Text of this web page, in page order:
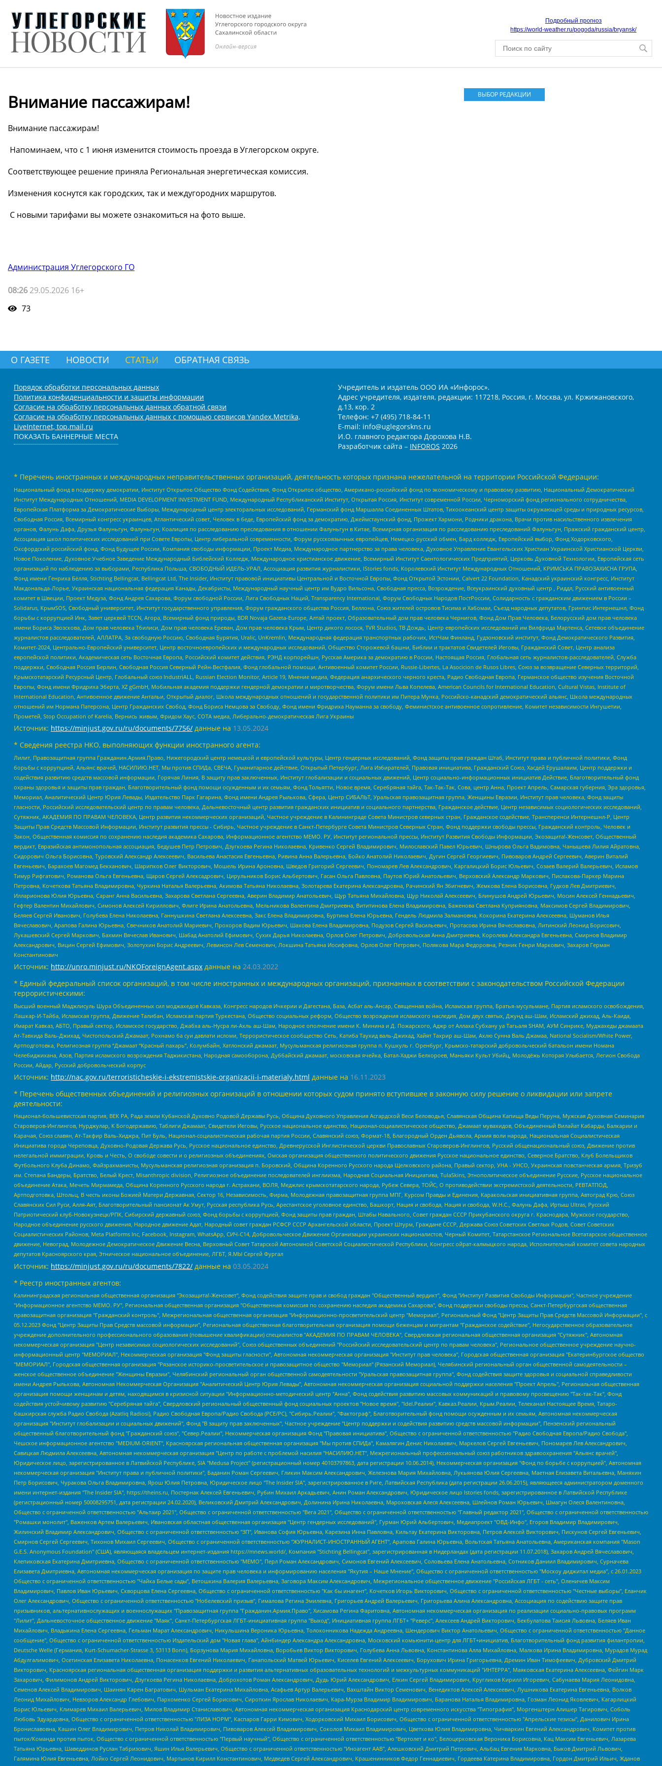
Подробный прогноз
https://world-weather.ru/pogoda/russia/bryansk/
Внимание пассажирам!
Внимание пассажирам!
️ Напоминаем, что с 1 июня изменится стоимость проезда в Углегорском округе.
Соответствующее решение приняла Региональная энергетическая комиссия.
Изменения коснутся как городских, так и междугородних маршрутов.
️ С новыми тарифами вы можете ознакомиться на фото выше.
Администрация Углегорского ГО
08:26 29.05.2026 16+
73
ВЫБОР РЕДАКЦИИ
О ГАЗЕТЕ НОВОСТИ СТАТЬИ ОБРАТНАЯ СВЯЗЬ
Порядок обработки персональных данных
Политика конфиденциальности и защиты информации
Согласие на обработку персональных данных обратной связи
Согласие на обработку персональных данных с помощью сервисов Yandex.Metrika,
LiveInternet, top.mail.ru
ПОКАЗАТЬ БАННЕРНЫЕ МЕСТА
Учредитель и издатель ООО ИА «Инфорос».
Адрес учредителя, издателя, редакции: 117218, Россия, г. Москва, ул. Кржижановского,
д.13, кор. 2
Телефон: +7 (495) 718-84-11
E-mail: info@uglegorskns.ru
И.О. главного редактора Дорохова Н.В.
Разработчик сайта – INFOROS 2026
* Перечень иностранных и международных неправительственных организаций, деятельность которых признана нежелательной на территории Российской Федерации:
Национальный фонд в поддержку демократии, Институт Открытое Общество Фонд Содействия, Фонд Открытое общество, Американо-российский фонд по экономическому и правовому развитию, Национальный Демократический
Институт Международных Отношений, MEDIA DEVELOPMENT INVESTMENT FUND, Международный Республиканский Институт, Открытая Россия, Институт современной России, Черноморский фонд регионального сотрудничества,
Европейская Платформа за Демократические Выборы, Международный центр электоральных исследований, Германский фонд Маршалла Соединенных Штатов, Тихоокеанский центр защиты окружающей среды и природных ресурсов,
Свободная Россия, Всемирный конгресс украинцев, Атлантический совет, Человек в беде, Европейский фонд за демократию, Джеймстаунский фонд, Прожект Хармони, Родники дракона, Врачи против насильственного извлечения
органов, Фалунь Дафа, Друзья Фалуньгун, Фалуньгун, Коалиция по расследованию преследования в отношении Фалуньгун в Китае, Всемирная организация по расследованию преследований Фалуньгун, Пражский гражданский центр,
Ассоциация школ политических исследований при Совете Европы, Центр либеральной современности, Форум русскоязычных европейцев, Немецко-русский обмен, Бард колледж, Европейский выбор, Фонд Ходорковского,
Оксфордский российский фонд, Фонд Будущее России, Компания свободы информации, Проект Медиа, Международное партнерство за права человека, Духовное Управление Евангельских Христиан Украинской Христианской Церкви,
Новое Поколение, Духовное Учебное Заведение Международный Библейский Колледж, Международное христианское движение, Всемирный Институт Саентологических Предприятий, Церковь Духовной Технологии, Европейская сеть
организаций по наблюдению за выборами, Республика Польша, СВОБОДНЫЙ ИДЕЛЬ-УРАЛ, Ассоциация развития журналистики, IStories fonds, Королевский Институт Международных Отношений, КРИМСЬКА ПРАВОЗАХИСНА ГРУПА,
Фонд имени Генриха Бёлля, Stichting Bellingcat, Bellingcat Ltd, The Insider, Институт правовой инициативы Центральной и Восточной Европы, Фонд Открытой Эстонии, Calvert 22 Foundation, Канадский украинский конгресс, Институт
Макдональда-Лорье, Украинская национальная федерация Канады, Декабристы, Международный научный центр им Вудро Вильсона, Свободная пресса, Возрождение, Всеукраинский духовный центр , Риддл, Русский антивоенный
комитет в Швеции, Проект Медуза, Фонд Андрея Сахарова, Форум свободной России, Лига Свободных Наций, Transparеncy International, Форум Свободных Народов ПостРоссии, Солидарность с гражданским движением в России –
Solidarus, КрымSOS, Свободный университет, Институт государственного управления, Форум гражданского общества Россия, Беллона, Союз жителей островов Тисима и Хабомаи, Съезд народных депутатов, Гринпис Интернешнл, Фонд
борьбы с коррупцией Инк, Завет церквей TCCN, Агора, Всемирный фонд природы, BDR Novaja Gazeta-Europe, Алтай проект, Образовательный дом прав человека Чернигов, Фонд Дом Прав Человека, Белорусский дом прав человека
имени Бориса Звозскова, Дом прав человека Тбилиси, Дом прав человека Ереван, Дом прав человека Крым, Центр дикого лосося, TVR Studios, ТВ Дождь, Центр европейских исследований им Вилфрида Мартенса, Сетевое объединение
журналистов расследователей, АЛЛАТРА, За свободную Россию, Свободная Бурятия, Uralic, UnKremlin, Международная федерация транспортных рабочих, ИстЧам Финланд, Гудзоновский институт, Фонд Демократического Развития,
Комитет-2024, Центрально-Европейский университет, Центр восточноевропейских и международных исследований, Общество Сторожевой башни, Библии и трактатов Свидетелей Иеговы, Гражданский Совет, Центр анализа
европейской политики, Академическая сеть Восточная Европа, Российский комитет действия, РЭНД корпорейшн, Русская Америка за демократию в России, Настоящая Россия, Глобальная сеть журналистов-расследователей, Служба
поддержки, Свободная Россия Берлин, Свободная Россия Северный Рейн-Вестфалия, Фонд глобальной помощи, Антивоенный комитет России, Russie-Libertes, La Asocicion de Rusos Libres, Союз за возвращение Северных территорий,
Крымскотатарский Ресурсный Центр, Глобальный союз IndustriALL, Russian Election Monitor, Article 19, Мнение медиа, Федерация анархического черного креста, Радио Свободная Европа, Германское общество изучения Восточной
Европы, Фонд имени Фридриха Эберта, XZ gGmbH, Мобильная академия поддержки гендерной демократии и миротворчества, Форум имени Льва Копелева, American Councils for International Education, Cultural Vistas, Institute of
International Education, Антивоенное движение Антальи, Открытый диалог, Школа международных отношений и государственной политики им Питера Мунка, Российско-канадский демократический альянс, Школа международных
отношений им Нормана Патерсона, Центр Гражданских Свобод, Фонд Бориса Немцова за Свободу, Фонд имени Фридриха Науманна за свободу, Феминистское антивоенное сопротивление, Комитет независимости Ингушетии,
Прометей, Stop Occupation of Karelia, Вернись живым, Фридом Хаус, СОТА медиа, Либерально-демократическая Лига Украины
Источник: https://minjust.gov.ru/ru/documents/7756/ данные на 13.05.2024
* Сведения реестра НКО, выполняющих функции иностранного агента:
Лилит, Правозащитная группа Гражданин.Армия.Право, Нижегородский центр немецкой и европейской культуры, Центр гендерных исследований, Фонд защиты прав граждан Штаб, Институт права и публичной политики, Фонд
борьбы с коррупцией, Альянс врачей, НАСИЛИЮ.НЕТ, Мы против СПИДа, СВЕЧА, Гуманитарное действие, Открытый Петербург, Лига Избирателей, Правовая инициатива, Гражданский Союз, Хасдей Ерушалаим, Центр поддержки и
содействия развитию средств массовой информации, Горячая Линия, В защиту прав заключенных, Институт глобализации и социальных движений, Центр социально-информационных инициатив Действие, Благотворительный фонд
охраны здоровья и защиты прав граждан, Благотворительный фонд помощи осужденным и их семьям, Фонд Тольятти, Новое время, Серебряная тайга, Так-Так-Так, Сова, центр Анна, Проект Апрель, Самарская губерния, Эра здоровья,
Мемориал, Аналитический Центр Юрия Левады, Издательство Парк Гагарина, Фонд имени Андрея Рылькова, Сфера, Центр СИБАЛЬТ, Уральская правозащитная группа, Женщины Евразии, Институт прав человека, Фонд защиты
гласности, Российский исследовательский центр по правам человека, Дальневосточный центр развития гражданских инициатив и социального партнерства, Гражданское действие, Центр независимых социологических исследований,
Сутяжник, АКАДЕМИЯ ПО ПРАВАМ ЧЕЛОВЕКА, Центр развития некоммерческих организаций, Частное учреждение в Калининграде Совета Министров северных стран, Гражданское содействие, Трансперенси Интернешнл-Р, Центр
Защиты Прав Средств Массовой Информации, Институт развития прессы - Сибирь, Частное учреждение в Санкт-Петербурге Совета Министров Северных Стран, Фонд поддержки свободы прессы, Гражданский контроль, Человек и
Закон, Общественная комиссия по сохранению наследия академика Сахарова, Информационное агентство МЕМО. РУ, Институт региональной прессы, Институт Развития Свободы Информации, Экозащита!-Женсовет, Общественный
вердикт, Евразийская антимонопольная ассоциация, Бедушев Петр Петрович, Дзугкоева Регина Николаевна, Кривенко Сергей Владимирович, Милославский Павел Юрьевич, Шнырова Ольга Вадимовна, Чанышева Лилия Айратовна,
Сидорович Ольга Борисовна, Туровский Александр Алексеевич, Васильева Анастасия Евгеньевна, Ривина Анна Валерьевна, Бойко Анатолий Николаевич, Дугин Сергей Георгиевич, Пивоваров Андрей Сергеевич, Аверин Виталий
Евгеньевич, Барахоев Магомед Бекханович, Шарипков Олег Викторович, Мошель Ирина Ароновна, Шведов Григорий Сергеевич, Пономарев Лев Александрович, Каргалицкий Борис Юльевич, Созаев Валерий Валерьевич, Исламов
Тимур Рифгатович, Романова Ольга Евгеньевна, Щаров Сергей Алексадрович, Цирульников Борис Альбертович, Гасан Ольга Павловна, Паутов Юрий Анатольевич, Верховский Александр Маркович, Пислакова-Паркер Марина
Петровна, Кочеткова Татьяна Владимировна, Чуркина Наталья Валерьевна, Акимова Татьяна Николаевна, Золотарева Екатерина Александровна, Рачинский Ян Збигневич, Жемкова Елена Борисовна, Гудков Лев Дмитриевич,
Илларионова Юлия Юрьевна, Саранг Анна Васильевна, Захарова Светлана Сергеевна, Аверин Владимир Анатольевич, Щур Татьяна Михайловна, Щур Николай Алексеевич, Блинушов Андрей Юрьевич, Мосин Алексей Геннадьевич,
Гефтер Валентин Михайлович, Симонов Алексей Кириллович, Флиге Ирина Анатольевна, Мельникова Валентина Дмитриевна, Вититинова Елена Владимировна, Баженова Светлана Куприяновна, Максимов Сергей Владимирович,
Беляев Сергей Иванович, Голубева Елена Николаевна, Ганнушкина Светлана Алексеевна, Закс Елена Владимировна, Буртина Елена Юрьевна, Гендель Людмила Залмановна, Кокорина Екатерина Алексеевна, Шуманов Илья
Вячеславович, Арапова Галина Юрьевна, Свечников Анатолий Мариевич, Прохоров Вадим Юрьевич, Шахова Елена Владимировна, Подузов Сергей Васильевич, Протасова Ирина Вячеславовна, Литинский Леонид Борисович,
Лукашевский Сергей Маркович, Бахмин Вячеслав Иванович, Шабад Анатолий Ефимович, Сухих Дарья Николаевна, Орлов Олег Петрович, Добровольская Анна Дмитриевна, Королева Александра Евгеньевна, Смирнов Владимир
Александрович, Вицин Сергей Ефимович, Золотухин Борис Андреевич, Левинсон Лев Семенович, Локшина Татьяна Иосифовна, Орлов Олег Петрович, Полякова Мара Федоровна, Резник Генри Маркович, Захаров Герман
Константинович
Источник: http://unro.minjust.ru/NKOForeignAgent.aspx данные на 24.03.2022
* Единый федеральный список организаций, в том числе иностранных и международных организаций, признанных в соответствии с законодательством Российской Федерации
террористическими:
Высший военный Маджлисуль Шура Объединенных сил моджахедов Кавказа, Конгресс народов Ичкерии и Дагестана, База, Асбат аль-Ансар, Священная война, Исламская группа, Братья-мусульмане, Партия исламского освобождения,
Лашкар-И-Тайба, Исламская группа, Движение Талибан, Исламская партия Туркестана, Общество социальных реформ, Общество возрождения исламского наследия, Дом двух святых, Джунд аш-Шам, Исламский джихад, Аль-Каида,
Имарат Кавказ, АБТО, Правый сектор, Исламское государство, Джабха аль-Нусра ли-Ахль аш-Шам, Народное ополчение имени К. Минина и Д. Пожарского, Аджр от Аллаха Субхану уа Тагьаля SHAM, АУМ Синрике, Муджахеды джамаата
Ат-Тавхида Валь-Джихад, Чистопольский Джамаат, Рохнамо ба суи давлати исломи, Террористическое сообщество Сеть, Катиба Таухид валь-Джихад, Хайят Тахрир аш-Шам, Ахлю Сунна Валь Джамаа, National Socialism/White Power,
Артподготовка, Религиозная группа “Джамаат “Красный пахарь”, Колумбайн, Хатлонский джамаат, Мусульманская религиозная группа п. Кушкуль г. Оренбург, Крымско-татарский добровольческий батальон имени Номана
Челебиджихана, Азов, Партия исламского возрождения Таджикистана, Народная самооборона, Дуббайский джамаат, московская ячейка, Батал-Хаджи Белхороев, Маньяки Культ Убийц, Молодёжь Которая Улыбается, Легион Свобода
России, Айдар, Русский добровольческий корпус
Источник: http://nac.gov.ru/terroristicheskie-i-ekstremistskie-organizacii-i-materialy.html данные на 16.11.2023
* Перечень общественных объединений и религиозных организаций в отношении которых судом принято вступившее в законную силу решение о ликвидации или запрете
деятельности:
Национал-большевистская партия, ВЕК РА, Рада земли Кубанской Духовно Родовой Державы Русь, Община Духовного Управления Асгардской Веси Беловодья, Славянская Община Капища Веды Перуна, Мужская Духовная Семинария
Староверов-Инглингов, Нурджулар, К Богодержавию, Таблиги Джамаат, Свидетели Иеговы, Русское национальное единство, Национал-социалистическое общество, Джамаат мувахидов, Объединенный Вилайат Кабарды, Балкарии и
Карачая, Союз славян, Ат-Такфир Валь-Хиджра, Пит Буль, Национал-социалистическая рабочая партия России, Славянский союз, Формат-18, Благородный Орден Дьявола, Армия воли народа, Национальная Социалистическая
Инициатива города Череповца, Духовно-Родовая Держава Русь, Русское национальное единство, Древнерусской Инглистической церкви Православных Староверов-Инглингов, Русский общенациональный союз, Движение против
нелегальной иммиграции, Кровь и Честь, О свободе совести и о религиозных объединениях, Омская организация общественного политического движения Русское национальное единство, Северное Братство, Клуб Болельщиков
Футбольного Клуба Динамо, Файзрахманисты, Мусульманская религиозная организация п. Боровский, Община Коренного Русского народа Щелковского района, Правый сектор, УНА - УНСО, Украинская повстанческая армия, Тризуб
им. Степана Бандеры, Братство, Белый Крест, Misanthropic division, Религиозное объединение последователей инглиизма, Народная Социальная Инициатива, TulaSkins, Этнополитическое объединение Русские, Русское национальное
объединение Атака, Мечеть Мирмамеда, Община Коренного Русского народа г. Астрахани, ВОЛЯ, Меджлис крымскотатарского народа, Рубеж Севера, ТОЙС, О противодействии экстремистской деятельности, РЕВТАТПОД,
Артподготовка, Штольц, В честь иконы Божией Матери Державная, Сектор 16, Независимость, Фирма, Молодежная правозащитная группа МПГ, Курсом Правды и Единения, Каракольская инициативная группа, Автоград Крю, Союз
Славянских Сил Руси, Алля-Аят, Благотворительный пансионат Ак Умут, Русская республика Русь, Арестантское уголовное единство, Башкорт, Нация и свобода, Нация и свобода, W.H.С., Фалунь Дафа, Иртыш Ultras, Русский
Патриотический клуб-Новокузнецк/РПК, Сибирский державный союз, Фонд борьбы с коррупцией, Фонд защиты прав граждан, Штабы Навального, Совет граждан СССР Прикубанского округа г. Краснодара, Мужское государство,
Народное объединение русского движения, Народное движение Адат, Народный совет граждан РСФСР СССР Архангельской области, Проект Штурм, Граждане СССР, Держава Союз Советских Светлых Родов, Совет Советских
Социалистических Районов, Meta Platforms Inc, Facebook, Instagram, WhatsApp, СИЧ-С14, Добровольческое Движение Организации украинских националистов, Черный Комитет, Татарстанское Региональное Всетатарское общественное
движение, Невоград, Молодежное Демократическое Движение Весна, Верховный Совет Татарской Автономной Советской Социалистической Республики, Конгресс ойрат-калмыцкого народа, Исполнительный комитет совета народных
депутатов Красноярского края, Этническое национальное объединение, ЛГБТ, Я.МЫ Сергей Фургал
Источник: https://minjust.gov.ru/ru/documents/7822/ данные на 03.05.2024
* Реестр иностранных агентов:
Калининградская региональная общественная организация "Экозащита!-Женсовет", Фонд содействия защите прав и свобод граждан "Общественный вердикт", Фонд "Институт Развития Свободы Информации", Частное учреждение "Информационное агентство МЕМО. РУ", Региональная общественная организация "Общественная комиссия по сохранению наследия академика Сахарова", Фонд поддержки свободы прессы, Санкт-Петербургская общественная правозащитная организация "Гражданский контроль", Межрегиональная общественная организация "Информационно-просветительский центр "Мемориал", Региональный Фонд "Центр Защиты Прав Средств Массовой Информации", с 05.12.2023 Фонд "Центр Защиты Прав Средств массовой информации", Региональная общественная благотворительная организация помощи беженцам и мигрантам "Гражданское содействие", Негосударственное образовательное учреждение дополнительного профессионального образования (повышение квалификации) специалистов "АКАДЕМИЯ ПО ПРАВАМ ЧЕЛОВЕКА", Свердловская региональная общественная организация "Сутяжник", Автономная некоммерческая организация "Центр независимых социологических исследований", Союз общественных объединений "Российский исследовательский центр по правам человека", Региональное общественное учреждение научно-информационный центр "МЕМОРИАЛ", Некоммерческая организация "Фонд защиты гласности", Автономная некоммерческая организация "Институт прав человека", Городская общественная организация "Екатеринбургское общество "МЕМОРИАЛ", Городская общественная организация "Рязанское историко-просветительское и правозащитное общество "Мемориал" (Рязанский Мемориал), Челябинский региональный орган общественной самодеятельности – женское общественное объединение "Женщины Евразии", Челябинский региональный орган общественной самодеятельности "Уральская правозащитная группа", Фонд содействия защите здоровья и социальной справедливости имени Андрея Рылькова, Автономная Некоммерческая Организация "Аналитический Центр Юрия Левады", Автономная некоммерческая организация социальной поддержки населения "Проект Апрель", Региональная общественная организация помощи женщинам и детям, находящимся в кризисной ситуации "Информационно-методический центр "Анна", Фонд содействия развитию массовых коммуникаций и правовому просвещению "Так-так-Так", Фонд содействия устойчивому развитию "Серебряная тайга", Свердловский региональный общественный фонд социальных проектов "Новое время", "Idel.Реалии", Кавказ.Реалии, Крым.Реалии, Телеканал Настоящее Время, Татаро-башкирская служба Радио Свобода (Azatliq Radiosi), Радио Свободная Европа/Радио Свобода (PCE/PC), "Сибирь.Реалии", "Фактограф", Благотворительный фонд помощи осужденным и их семьям, Автономная некоммерческая организация "Институт глобализации и социальных движений", Фонд "В защиту прав заключенных", Частное учреждение "Центр поддержки и содействия развитию средств массовой информации", Пензенский региональный общественный благотворительный фонд "Гражданский союз", "Север.Реалии", Некоммерческая организация Фонд "Правовая инициатива", Общество с ограниченной ответственностью "Радио Свободная Европа/Радио Свобода", Чешское информационное агентство "MEDIUM-ORIENT", Красноярская региональная общественная организация "Мы против СПИДа", Камалягин Денис Николаевич, Маркелов Сергей Евгеньевич, Пономарев Лев Александрович, Савицкая Людмила Алексеевна, Автономная некоммерческая организация "Центр по работе с проблемой насилия "НАСИЛИЮ.НЕТ", Межрегиональный профессиональный союз работников здравоохранения "Альянс врачей", Юридическое лицо, зарегистрированное в Латвийской Республике, SIA "Medusa Project" (регистрационный номер 40103797863, дата регистрации 10.06.2014), Некоммерческая организация "Фонд по борьбе с коррупцией", Автономная некоммерческая организация "Институт права и публичной политики", Баданин Роман Сергеевич, Гликин Максим Александрович, Железнова Мария Михайловна, Лукьянова Юлия Сергеевна, Маетная Елизавета Витальевна, Маняхин Петр Борисович, Чуракова Ольга Владимировна, Ярош Юлия Петровна, Юридическое лицо "The Insider SIA", зарегистрированное в Риге, Латвийская Республика (дата регистрации 26.06.2015), являющееся администратором доменного имени интернет-издания "The Insider SIA", https://theins.ru, Постернак Алексей Евгеньевич, Рубин Михаил Аркадьевич, Анин Роман Александрович, Юридическое лицо Istories fonds, зарегистрированное в Латвийской Республике (регистрационный номер 50008295751, дата регистрации 24.02.2020), Великовский Дмитрий Александрович, Долинина Ирина Николаевна, Мароховская Алеся Алексеевна, Шлейнов Роман Юрьевич, Шмагун Олеся Валентиновна, Общество с ограниченной ответственностью "Альтаир 2021", Общество с ограниченной ответственностью "Вега 2021", Общество с ограниченной ответственностью "Главный редактор 2021", Общество с ограниченной ответственностью "Ромашки монолит", Важенков Артем Валерьевич, Ивановская областная общественная организация "Центр гендерных исследований", Гурман Юрий Альбертович, Медиапроект "ОВД-Инфо", Егоров Владимир Владимирович, Жилинский Владимир Александрович, Общество с ограниченной ответственностью "ЗП", Иванова София Юрьевна, Карезина Инна Павловна, Кильтау Екатерина Викторовна, Петров Алексей Викторович, Пискунов Сергей Евгеньевич, Смирнов Сергей Сергеевич, Тихонов Михаил Сергеевич, Общество с ограниченной ответственностью "ЖУРНАЛИСТ-ИНОСТРАННЫЙ АГЕНТ", Арапова Галина Юрьевна, Вольтская Татьяна Анатольевна, Американская компания "Mason G.E.S. Anonymous Foundation" (США), являющаяся владельцем интернет-издания https://mnews.world/, Компания "Stichting Bellingcat", зарегистрированная в Нидерландах (дата регистрации 11.07.2018), Захаров Андрей Вячеславович, Клепиковская Екатерина Дмитриевна, Общество с ограниченной ответственностью "МЕМО", Перл Роман Александрович, Симонов Евгений Алексеевич, Соловьева Елена Анатольевна, Сотников Даниил Владимирович, Сурначева Елизавета Дмитриевна, Автономная некоммерческая организация по защите прав человека и информированию населения "Якутия – Наше Мнение", Общество с ограниченной ответственностью "Москоу диджитал медиа", с 26.01.2023 Общество с ограниченной ответственностью "Чайка Белые сады", Ветошкина Валерия Валерьевна, Заговора Максим Александрович, Межрегиональное общественное движение "Российская ЛГБТ - сеть", Оленичев Максим Владимирович, Павлов Иван Юрьевич, Скворцова Елена Сергеевна, Общество с ограниченной ответственностью "Как бы инагент", Кочетков Игорь Викторович, Общество с ограниченной ответственностью "Честные выборы", Еланчик Олег Александрович, Общество с ограниченной ответственностью "Нобелевский призыв", Гималова Регина Эмилевна, Григорьев Андрей Валерьевич, Григорьева Алина Александровна, Ассоциация по содействию защите прав призывников, альтернативнослужащих и военнослужащих "Правозащитная группа "Гражданин.Армия.Право", Хисамова Регина Фаритовна, Автономная некоммерческая организация по реализации социально-правовых программ "Лилит", Дальневосточное общественное движение "Маяк", Санкт-Петербургская ЛГБТ-инициативная группа "Выход", Инициативная группа ЛГБТ+ "Реверс", Алексеев Андрей Викторович, Бекбулатова Таисия Львовна, Беляев Иван Михайлович, Владыкина Елена Сергеевна, Гельман Марат Александрович, Никульшина Вероника Юрьевна, Толоконникова Надежда Андреевна, Шендерович Виктор Анатольевич, Общество с ограниченной ответственностью "Данное сообщение", Общество с ограниченной ответственностью Издательский дом "Новая глава", Айнбиндер Александра Александровна, Московский комьюнити-центр для ЛГБТ+инициатив, Благотворительный фонд развития филантропии, Deutsche Welle (Германия, Kurt-Schumacher-Strasse 3, 53113 Bonn), Борзунова Мария Михайловна, Воробьев Виктор Викторович, Голубева Анна Львовна, Константинова Алла Михайловна, Малкова Ирина Владимировна, Мурадов Мурад Абдулгалимович, Осетинская Елизавета Николаевна, Понасенков Евгений Николаевич, Ганапольский Матвей Юрьевич, Киселев Евгений Алексеевич, Борухович Ирина Григорьевна, Дремин Иван Тимофеевич, Дубровский Дмитрий Викторович, Красноярская региональная общественная организация поддержки и развития альтернативных образовательных технологий и межкультурных коммуникаций "ИНТЕРРА", Маяковская Екатерина Алексеевна, Фейгин Марк Захарович, Филимонов Андрей Викторович, Дзугкоева Регина Николаевна, Доброхотов Роман Александрович, Дудь Юрий Александрович, Елкин Сергей Владимирович, Кругликов Кирилл Игоревич, Сабунаева Мария Леонидовна, Семенов Алексей Владимирович, Шаинян Карен Багратович, Шульман Екатерина Михайловна, Асафьев Артур Валерьевич, Вахштайн Виктор Семенович, Венедиктов Алексей Алексеевич, Лушникова Екатерина Евгеньевна, Волков Леонид Михайлович, Невзоров Александр Глебович, Пархоменко Сергей Борисович, Сироткин Ярослав Николаевич, Кара-Мурза Владимир Владимирович, Баранова Наталья Владимировна, Гозман Леонид Яковлевич, Кагарлицкий Борис Юльевич, Климарев Михаил Валерьевич, Милов Владимир Станиславович, Автономная некоммерческая организация Краснодарский центр современного искусства "Типография", Моргенштерн Алишер Тагирович, Соболь Любовь Эдуардовна, Общество с ограниченной ответственностью "ЛИЗА НОРМ", Каспаров Гарри Кимович, Ходорковский Михаил Борисович, Общество с ограниченной ответственностью "Апрельские тезисы", Данилович Ирина Брониславовна, Кашин Олег Владимирович, Петров Николай Владимирович, Пивоваров Алексей Владимирович, Соколов Михаил Владимирович, Цветкова Юлия Владимировна, Чичваркин Евгений Александрович, Комитет против пыток/Команда против пыток, Общество с ограниченной ответственностью "Первый научный", Общество с ограниченной ответственностью "Вертолет и ко", Белоцерковская Вероника Борисовна, Кац Максим Евгеньевич, Лазарева Татьяна Юрьевна, Шаведдинов Руслан Табризович, Яшин Илья Валерьевич, Общество с ограниченной ответственностью "Иноагент ААВ", Алешковский Дмитрий Петрович, Альбац Евгения Марковна, Быков Дмитрий Львович, Галямина Юлия Евгеньевна, Лойко Сергей Леонидович, Мартынов Кирилл Константинович, Медведев Сергей Александрович, Крашенинников Федор Геннадиевич, Гордеева Катерина Вл